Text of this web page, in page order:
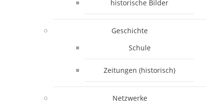
historische Bilder
Geschichte
Schule
Zeitungen (historisch)
Netzwerke